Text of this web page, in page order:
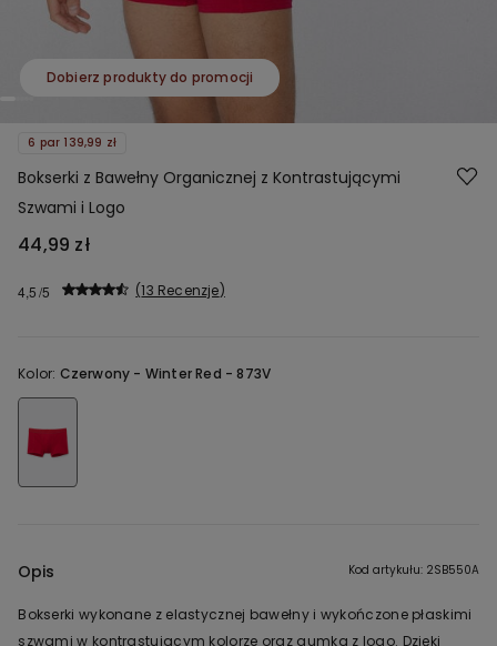
Dobierz produkty do promocji
6 par 139,99 zł
Bokserki z Bawełny Organicznej z Kontrastującymi
Szwami i Logo
44,99 zł
4,5 13 Recenzje
Kolor: Czerwony - Winter Red - 873V
Opis Kod artykułu: 2SB550A
Bokserki wykonane z elastycznej bawełny i wykończone płaskimi
szwami w kontrastującym kolorze oraz gumką z logo. Dzięki